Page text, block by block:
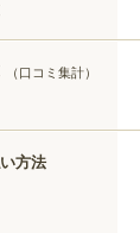
（口コミ集計）
方法